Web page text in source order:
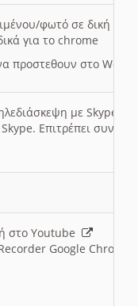
φωτό σε δική
για το chrome
προστεθουν στο Word
με Skype
Επιτρέπει
στο Youtube
Google Chrome